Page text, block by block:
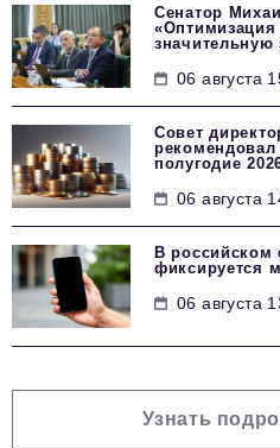
Сенатор
06 августа
Совет
рекомендовал
полугодие
06 августа
В российском
фиксируется
06 августа
Узнать